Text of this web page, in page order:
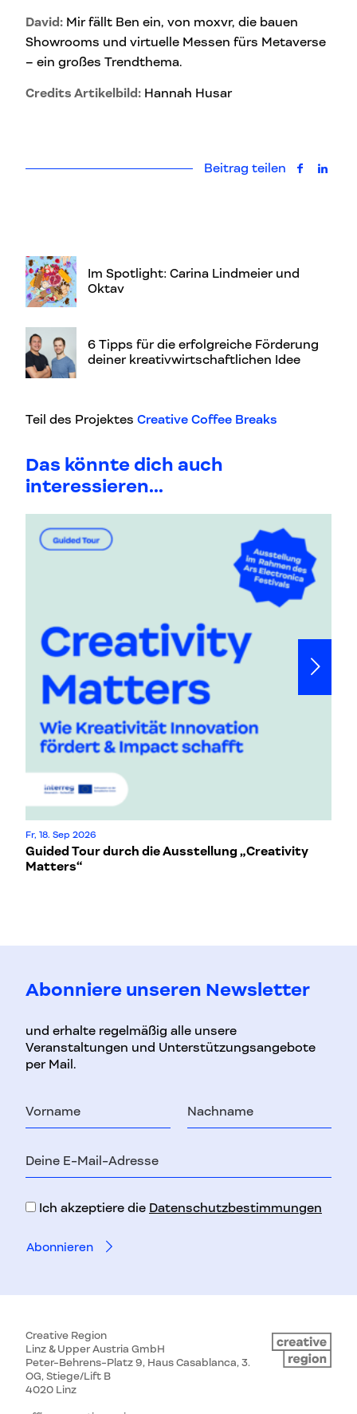
Im Spotlight: Carina Lindmeier und
Oktav
6 Tipps für die erfolgreiche Förderung
deiner kreativwirtschaftlichen Idee
Teil des Projektes Creative Coffee Breaks
David: Mir fällt Ben ein, von moxvr, die bauen
Showrooms und virtuelle Messen fürs Metaverse
– ein großes Trendthema.
Credits Artikelbild: Hannah Husar
Beitrag teilen auf auf
Das könnte dich auch
interessieren...
Fr, 18. Sep 2026
Guided Tour durch die Ausstellung „Creativity
Matters“
Abonniere unseren Newsletter
und erhalte regelmäßig alle unsere
Veranstaltungen und Unterstützungsangebote
per Mail.
Nachname
Mail-
Ich akzeptiere die Datenschutzbestimmungen
Creative Region
Linz & Upper Austria GmbH
Peter-Behrens-Platz 9, Haus Casablanca, 3.
OG, Stiege/Lift B
4020 Linz